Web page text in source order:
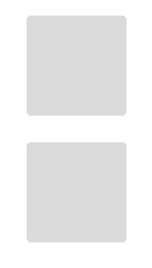
MAWAKA
NET